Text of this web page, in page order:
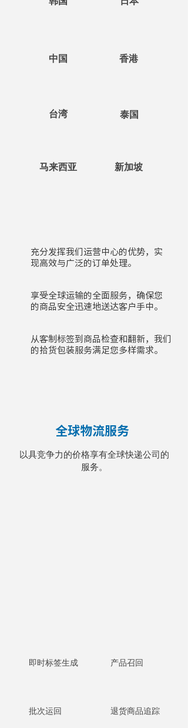
中国
台湾
马来西亚
香港
泰国
新加坡
充分发挥我们运营中心的优势，实
现高效与广泛的订单处理。
享受全球运输的全面服务，确保您
的商品安全迅速地送达客户手中。
从客制标签到商品检查和翻新，我们
的拾货包装服务满足您多样需求。
全球物流服务
以具竞争力的价格享有全球快递公司的
服务。
即时标签生成
批次运回
产品召回
退货商品追踪